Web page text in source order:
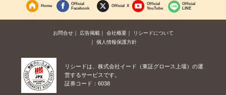
Home
Official
Facebook
Official X
Official
YouTube
Official
LINE
お問合せ 広告掲載 会社概要
リシードについて
個人情報保護方針
リシードは、株式会社イード（東証グロース上場）の運
営するサービスです。
証券コード：6038